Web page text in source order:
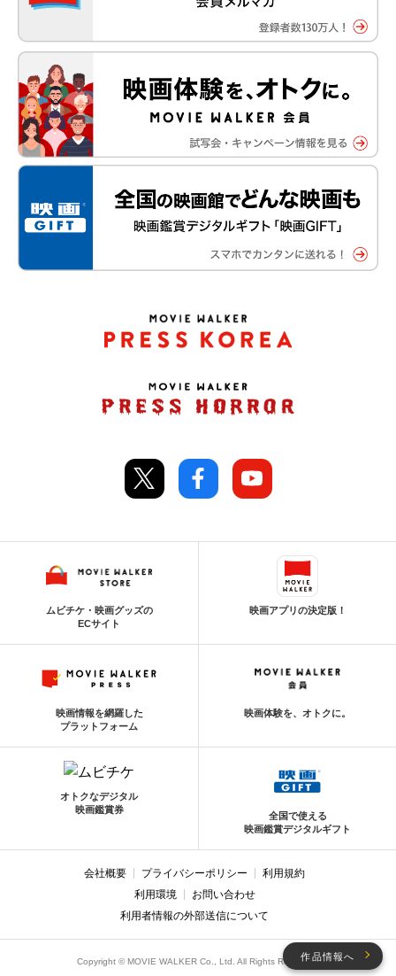
作品情報へ
ムビチケ・映画グッズの
ECサイト
映画アプリの決定版！
映画情報を網羅した
プラットフォーム
映画体験を、オトクに。
オトクなデジタル
映画鑑賞券
全国で使える
映画鑑賞デジタルギフト
会社概要 プライバシーポリシー
利用規約
利用環境
お問い合わせ
利用者情報の外部送信について
Copyright © MOVIE WALKER Co., Ltd. All Rights Reserved.